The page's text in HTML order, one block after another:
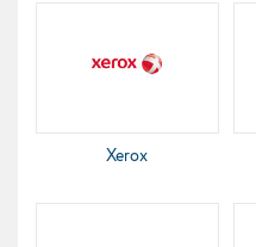
Xerox